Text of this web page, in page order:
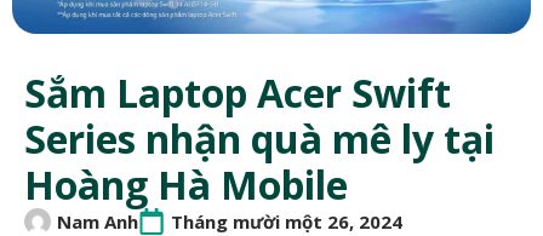
Sắm Laptop Acer Swift
Series nhận quà mê ly tại
Hoàng Hà Mobile
Nam Anh Tháng mười một 26, 2024